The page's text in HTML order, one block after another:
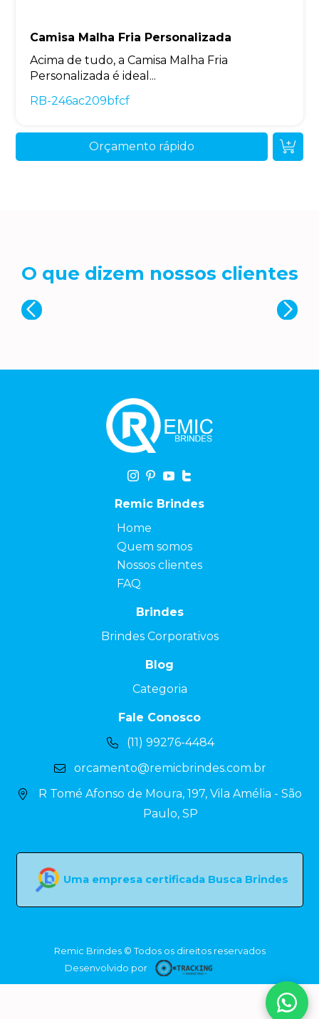
Camisa Malha Fria Personalizada
Acima de tudo, a Camisa Malha Fria
Personalizada é ideal...
RB-246ac209bfcf
Orçamento rápido
O que dizem nossos clientes
Remic Brindes
Home
Quem somos
Nossos clientes
FAQ
Brindes
Brindes Corporativos
Blog
Categoria
Fale Conosco
(11) 99276-4484
orcamento@remicbrindes.com.br
R Tomé Afonso de Moura, 197, Vila Amélia - São
Paulo, SP
Uma empresa certificada Busca Brindes
Remic Brindes © Todos os direitos reservados
Desenvolvido por